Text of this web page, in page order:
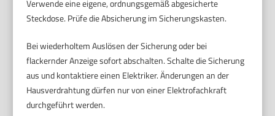
Verwende eine eigene, ordnungsgemäß abgesicherte
Steckdose. Prüfe die Absicherung im Sicherungskasten.
Bei wiederholtem Auslösen der Sicherung oder bei
flackernder Anzeige sofort abschalten. Schalte die Sicherung
aus und kontaktiere einen Elektriker. Änderungen an der
Hausverdrahtung dürfen nur von einer Elektrofachkraft
durchgeführt werden.